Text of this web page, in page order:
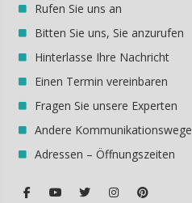
Rufen Sie uns an
Bitten Sie uns, Sie anzurufen
Hinterlasse Ihre Nachricht
Einen Termin vereinbaren
Fragen Sie unsere Experten
Andere Kommunikationswege
Adressen – Öffnungszeiten